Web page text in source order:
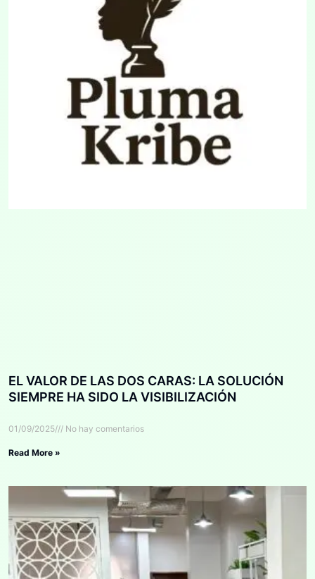
EL VALOR DE LAS DOS CARAS: LA SOLUCIÓN
SIEMPRE HA SIDO LA VISIBILIZACIÓN
01/09/2025 No hay comentarios
Read More »